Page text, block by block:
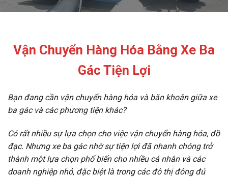
Vận Chuyển Hàng Hóa Bằng Xe Ba
Gác Tiện Lợi
Bạn đang cần vận chuyển hàng hóa và băn khoăn giữa xe
ba gác và các phương tiện khác?
Có rất nhiều sự lựa chọn cho việc vận chuyển hàng hóa, đồ
đạc. Nhưng xe ba gác nhờ sự tiện lợi đã nhanh chóng trở
thành một lựa chọn phổ biến cho nhiều cá nhân và các
doanh nghiệp nhỏ, đặc biệt là trong các đô thị đông đú